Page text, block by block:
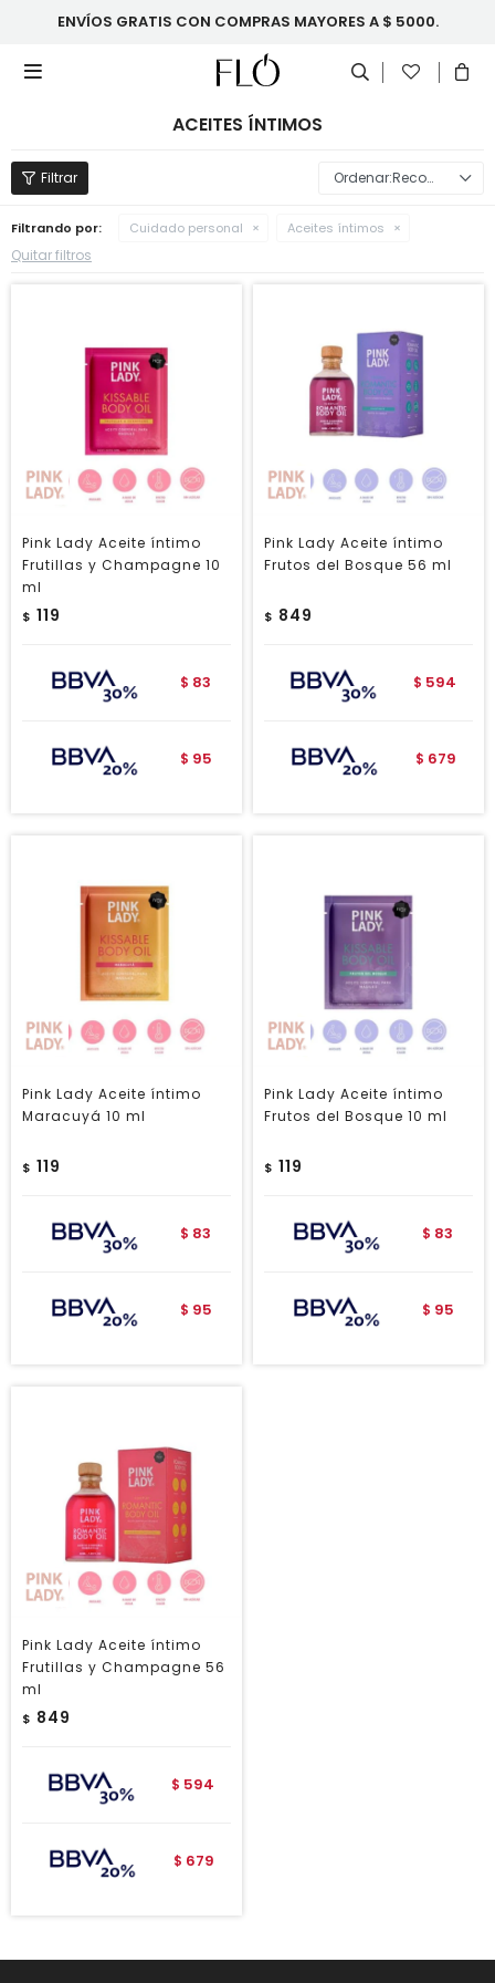
ENVÍOS GRATIS CON COMPRAS MAYORES A $ 5000.

ACEITES ÍNTIMOS
Recomendados
Filtrando por: Cuidado personal Aceites íntimos
Quitar filtros
Pink Lady Aceite íntimo
Frutillas y Champagne 10
ml
$ 119
$ 83
$ 95
Pink Lady Aceite íntimo
Frutos del Bosque 56 ml
$ 849
$ 594
$ 679
Pink Lady Aceite íntimo
Maracuyá 10 ml
$ 119
$ 83
$ 95
Pink Lady Aceite íntimo
Frutos del Bosque 10 ml
$ 119
$ 83
$ 95
Pink Lady Aceite íntimo
Frutillas y Champagne 56
ml
$ 849
$ 594
$ 679